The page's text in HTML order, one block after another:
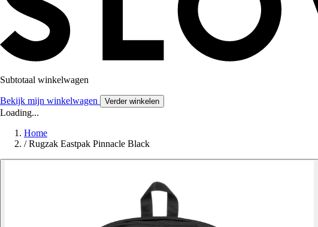
Subtotaal winkelwagen
Bekijk mijn winkelwagen Verder winkelen
Loading...
Home
/ Rugzak Eastpak Pinnacle Black